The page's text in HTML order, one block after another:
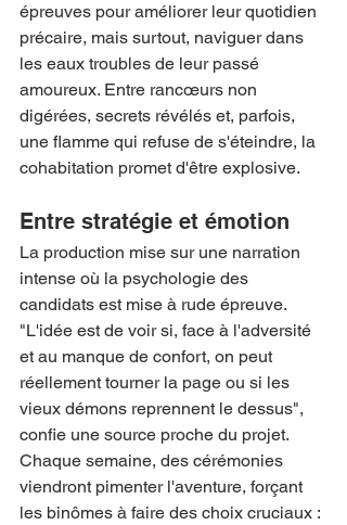
épreuves pour améliorer leur quotidien
précaire, mais surtout, naviguer dans
les eaux troubles de leur passé
amoureux. Entre rancœurs non
digérées, secrets révélés et, parfois,
une flamme qui refuse de s'éteindre, la
cohabitation promet d'être explosive.
Entre stratégie et émotion
La production mise sur une narration
intense où la psychologie des
candidats est mise à rude épreuve.
"L'idée est de voir si, face à l'adversité
et au manque de confort, on peut
réellement tourner la page ou si les
vieux démons reprennent le dessus",
confie une source proche du projet.
Chaque semaine, des cérémonies
viendront pimenter l'aventure, forçant
les binômes à faire des choix cruciaux :